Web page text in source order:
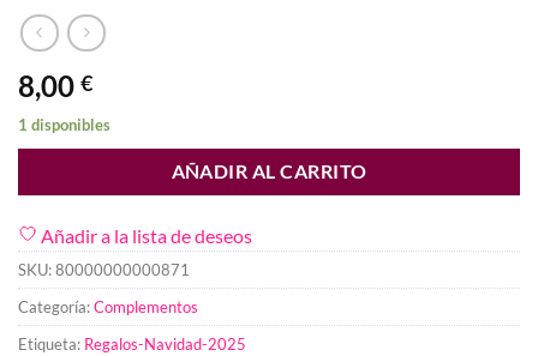
8,00 €
1 disponibles
AÑADIR AL CARRITO
Añadir a la lista de deseos
SKU:80000000000871
Categoría:Complementos
Etiqueta: Regalos-Navidad-2025